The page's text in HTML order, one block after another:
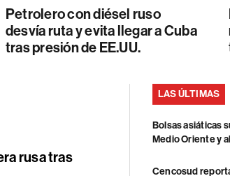
Petrolero con diésel ruso
desvía ruta y evita llegar a Cuba
tras presión de EE.UU.
rusa tras
LAS ÚLTIMAS
Bolsas asiáticas
Medio Oriente y
Cencosud